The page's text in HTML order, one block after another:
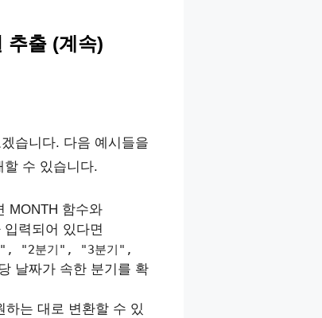
추출 (계속)
습니다. 다음 예시들을
수 있습니다.
MONTH 함수와
력되어 있다면
", "2분기", "3분기",
날짜가 속한 분기를 확
하는 대로 변환할 수 있